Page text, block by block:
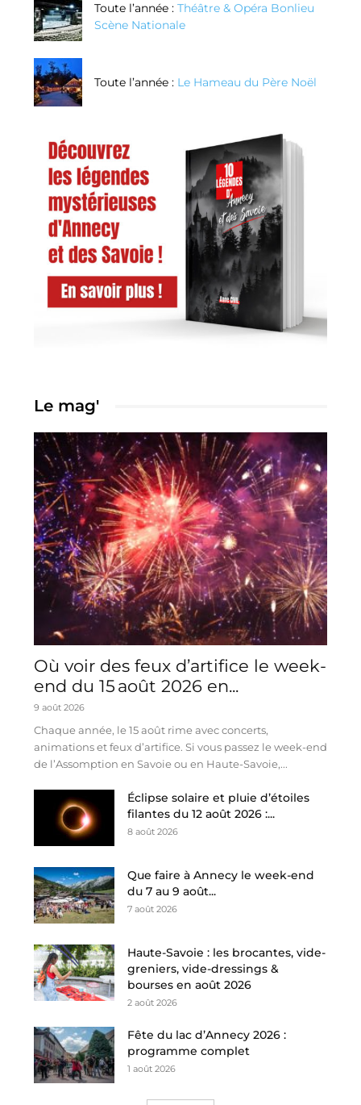
Toute l’année : Théâtre & Opéra Bonlieu
Scène Nationale
Toute l’année : Le Hameau du Père Noël
Le mag'
Où voir des feux d’artifice le week-
end du 15 août 2026 en...
9 août 2026
Chaque année, le 15 août rime avec concerts,
animations et feux d’artifice. Si vous passez le week-end
de l’Assomption en Savoie ou en Haute-Savoie,...
Éclipse solaire et pluie d’étoiles
filantes du 12 août 2026 :...
8 août 2026
Que faire à Annecy le week-end
du 7 au 9 août...
7 août 2026
Haute-Savoie : les brocantes, vide-
greniers, vide-dressings &
bourses en août 2026
2 août 2026
Fête du lac d’Annecy 2026 :
programme complet
1 août 2026